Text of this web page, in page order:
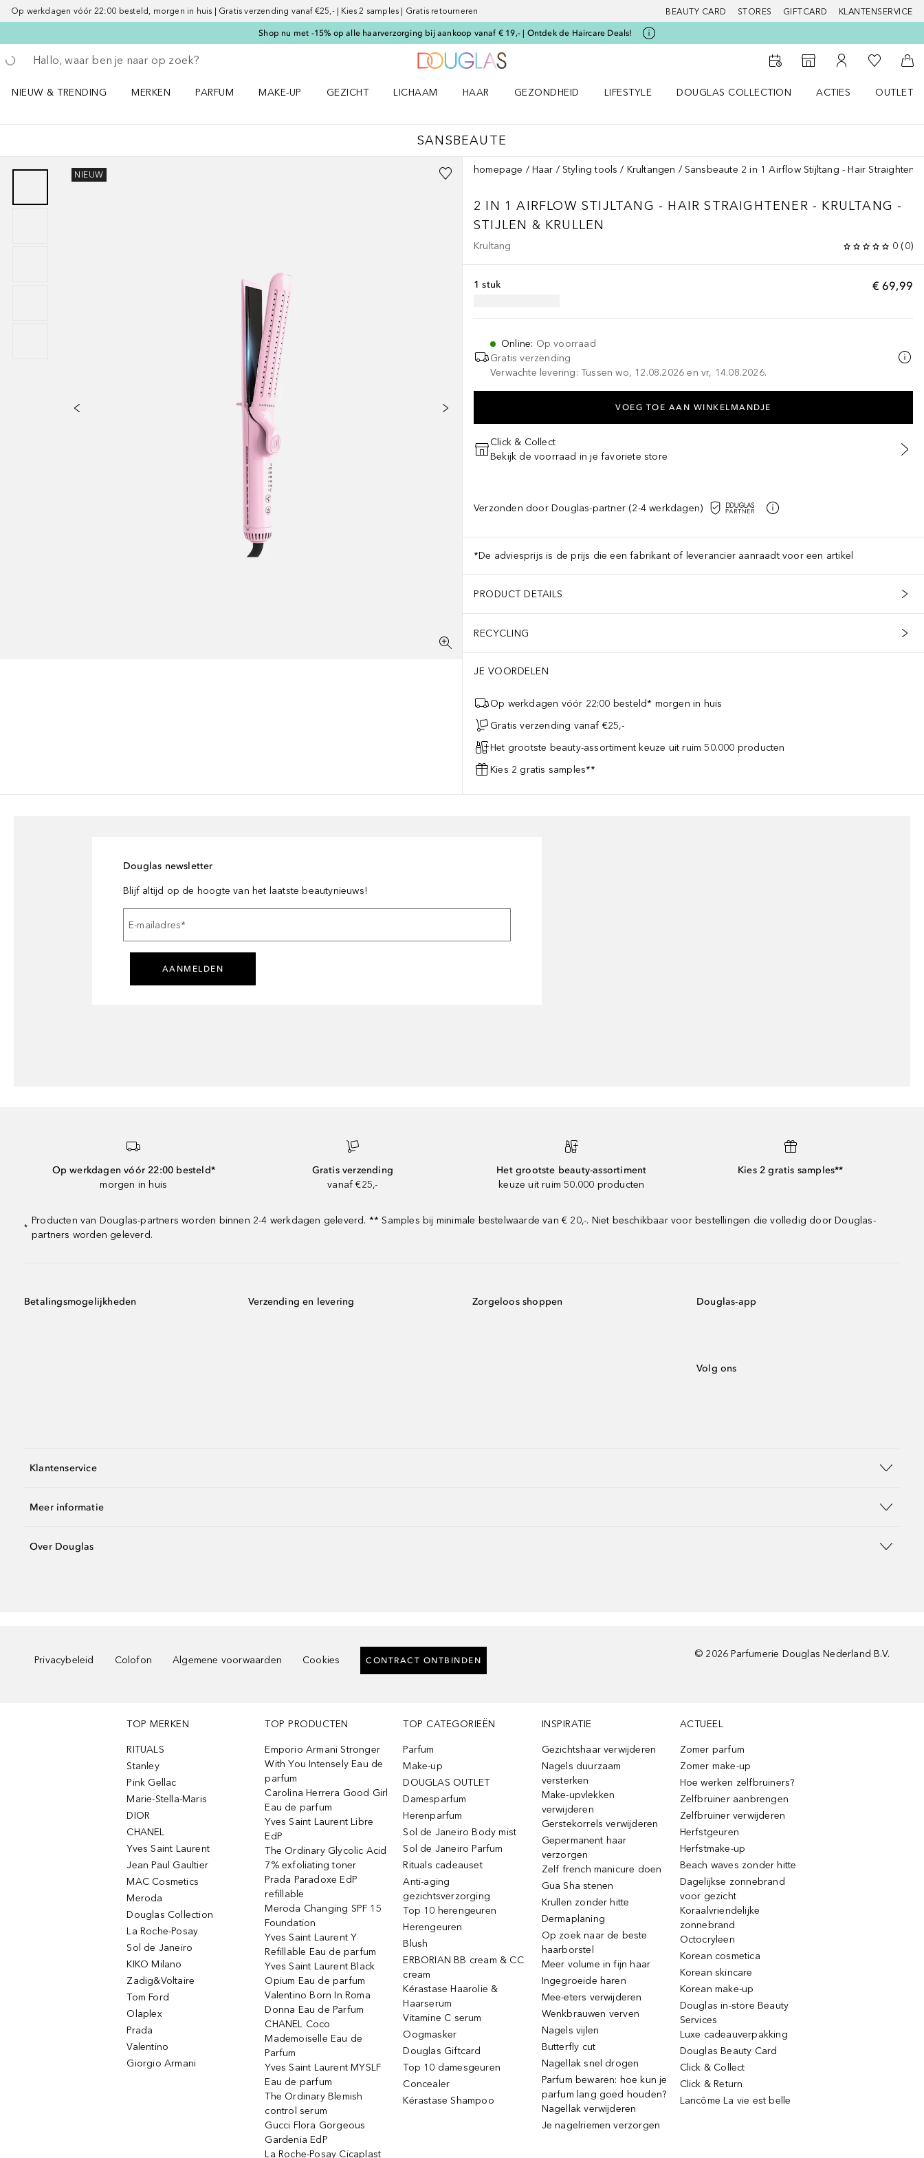
Op werkdagen vóór 22:00 besteld, morgen in huis | Gratis verzending vanaf €25,- | Kies 2 samples | Gratis retourneren BEAUTY CARD STORES GIFTCARD KLANTENSERVICE
Shop nu met -15% op alle haarverzorging bij aankoop vanaf € 19,- | Ontdek de Haircare Deals!
Ga terug
Zoekopdracht uitvoeren
Naar StorefinderNaar Mijn Account
Naar Mijn
NIEUW & TRENDING
MERKEN
PARFUM
MAKE-UP
GEZICHT
LICHAAM
HAAR
GEZONDHEID
LIFESTYLE
DOUGLAS COLLECTION
ACTIES
OUTLET
SANSBEAUTE
NIEUW homepage Haar Styling tools Krultangen Sansbeaute 2 in 1 Airflow Stijltang - Hair
2 IN 1 AIRFLOW STIJLTANG - HAIR STRAIGHTENER - KRULTANG -
STIJLEN & KRULLEN
Krultang 0 (0)
€ 69,99
1 stuk
Online: Op voorraad
Gratis verzending
Verwachte levering: Tussen wo, 12.08.2026 en vr, 14.08.2026.
VOEG TOE AAN WINKELMANDJE
Click & Collect
Bekijk de voorraad in je favoriete store
Verzonden door Douglas-partner (2-4 werkdagen)
*De adviesprijs is de prijs die een fabrikant of leverancier aanraadt voor een artikel
PRODUCT DETAILS
RECYCLING
JE VOORDELEN
Op werkdagen vóór 22:00 besteld* morgen in huis
Gratis verzending vanaf €25,-
Het grootste beauty-assortiment keuze uit ruim 50.000 producten
Kies 2 gratis samples**
Douglas newsletter
Blijf altijd op de hoogte van het laatste beautynieuws!
E-mailadres*
AANMELDEN
Op werkdagen vóór 22:00 besteld*
morgen in huis
Gratis verzending
vanaf €25,-
Het grootste beauty-assortiment
keuze uit ruim 50.000 producten
Kies 2 gratis samples**
*
Producten van Douglas-partners worden binnen 2-4 werkdagen geleverd. ** Samples bij minimale bestelwaarde van € 20,-. Niet beschikbaar voor bestellingen die volledig door Douglas-
partners worden geleverd.
Betalingsmogelijkheden Verzending en levering Zorgeloos shoppen Douglas-app
Volg ons
Klantenservice
Meer informatie
Over Douglas
Privacybeleid Colofon Algemene voorwaarden Cookies CONTRACT ONTBINDEN
© 2026 Parfumerie Douglas Nederland B.V.
TOP MERKEN
RITUALS
Stanley
Pink Gellac
Marie-Stella-Maris
DIOR
CHANEL
Yves Saint Laurent
Jean Paul Gaultier
MAC Cosmetics
Meroda
Douglas Collection
La Roche-Posay
Sol de Janeiro
KIKO Milano
Zadig&Voltaire
Tom Ford
Olaplex
Prada
Valentino
Giorgio Armani
TOP PRODUCTEN
Emporio Armani Stronger
With You Intensely Eau de
parfum
Carolina Herrera Good Girl
Eau de parfum
Yves Saint Laurent Libre
EdP
The Ordinary Glycolic Acid
7% exfoliating toner
Prada Paradoxe EdP
refillable
Meroda Changing SPF 15
Foundation
Yves Saint Laurent Y
Refillable Eau de parfum
Yves Saint Laurent Black
Opium Eau de parfum
Valentino Born In Roma
Donna Eau de Parfum
CHANEL Coco
Mademoiselle Eau de
Parfum
Yves Saint Laurent MYSLF
Eau de parfum
The Ordinary Blemish
control serum
Gucci Flora Gorgeous
Gardenia EdP
La Roche-Posay Cicaplast
TOP CATEGORIEËN
Parfum
Make-up
DOUGLAS OUTLET
Damesparfum
Herenparfum
Sol de Janeiro Body mist
Sol de Janeiro Parfum
Rituals cadeauset
Anti-aging
gezichtsverzorging
Top 10 herengeuren
Herengeuren
Blush
ERBORIAN BB cream & CC
cream
Kérastase Haarolie &
Haarserum
Vitamine C serum
Oogmasker
Douglas Giftcard
Top 10 damesgeuren
Concealer
Kérastase Shampoo
INSPIRATIE
Gezichtshaar verwijderen
Nagels duurzaam
versterken
Make-upvlekken
verwijderen
Gerstekorrels verwijderen
Gepermanent haar
verzorgen
Zelf french manicure doen
Gua Sha stenen
Krullen zonder hitte
Dermaplaning
Op zoek naar de beste
haarborstel
Meer volume in fijn haar
Ingegroeide haren
Mee-eters verwijderen
Wenkbrauwen verven
Nagels vijlen
Butterfly cut
Nagellak snel drogen
Parfum bewaren: hoe kun je
parfum lang goed houden?
Nagellak verwijderen
Je nagelriemen verzorgen
ACTUEEL
Zomer parfum
Zomer make-up
Hoe werken zelfbruiners?
Zelfbruiner aanbrengen
Zelfbruiner verwijderen
Herfstgeuren
Herfstmake-up
Beach waves zonder hitte
Dagelijkse zonnebrand
voor gezicht
Koraalvriendelijke
zonnebrand
Octocryleen
Korean cosmetica
Korean skincare
Korean make-up
Douglas in-store Beauty
Services
Luxe cadeauverpakking
Douglas Beauty Card
Click & Collect
Click & Return
Lancôme La vie est belle